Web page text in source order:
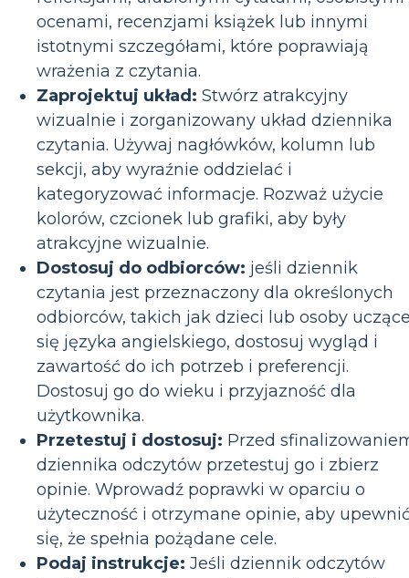
ocenami, recenzjami książek lub innymi
istotnymi szczegółami, które poprawiają
wrażenia z czytania.
Zaprojektuj układ: Stwórz atrakcyjny
wizualnie i zorganizowany układ dziennika
czytania. Używaj nagłówków, kolumn lub
sekcji, aby wyraźnie oddzielać i
kategoryzować informacje. Rozważ użycie
kolorów, czcionek lub grafiki, aby były
atrakcyjne wizualnie.
Dostosuj do odbiorców: jeśli dziennik
czytania jest przeznaczony dla określonych
odbiorców, takich jak dzieci lub osoby
się języka angielskiego, dostosuj wygląd i
zawartość do ich potrzeb i preferencji.
Dostosuj go do wieku i przyjazność dla
użytkownika.
Przetestuj i dostosuj: Przed
dziennika odczytów przetestuj go i zbierz
opinie. Wprowadź poprawki w oparciu o
użyteczność i otrzymane opinie, aby
się, że spełnia pożądane cele.
Podaj instrukcje: Jeśli dziennik odczytów